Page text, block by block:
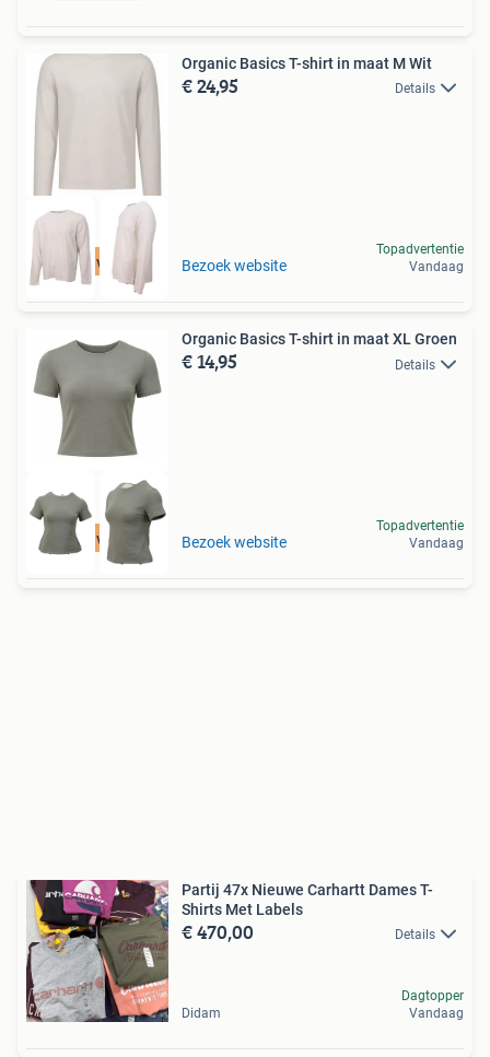
Tot 75% voordeel
Organic Basics T-shirt in maat M Wit
€ 24,95 Details
Bezoek website
Topadvertentie
Vandaag
Tot 75% voordeel
Organic Basics T-shirt in maat XL Groen
€ 14,95 Details
Bezoek website
Topadvertentie
Vandaag
Partij 47x Nieuwe Carhartt Dames T-
Shirts Met Labels
€ 470,00 Details
Didam
Dagtopper
Vandaag